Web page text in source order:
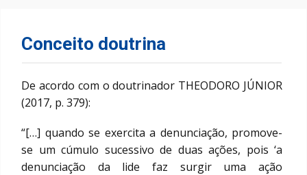
Conceito doutrina
De acordo com o doutrinador THEODORO JÚNIOR
(2017, p. 379):
“[…] quando se exercita a denunciação, promove-
se um cúmulo sucessivo de duas ações, pois ‘a
denunciação da lide faz surgir uma ação